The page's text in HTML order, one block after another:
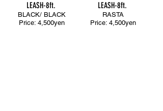
LEASH-8ft.
RASTA
Price: 4,500yen
LEASH-8ft.
BLACK/ BLACK
Price: 4,500yen